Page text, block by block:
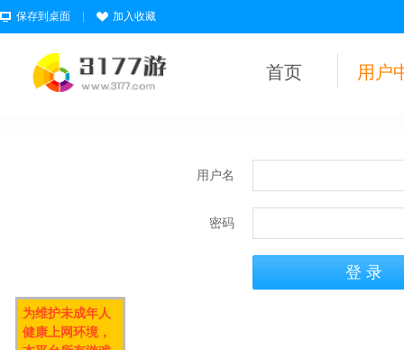
保存到桌面 加入收藏
首页 用户
用户名
密码
为维护未成年人
健康上网环境，